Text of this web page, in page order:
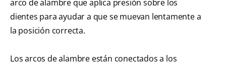
arco de alambre que aplica presión sobre los
dientes para ayudar a que se muevan lentamente a
la posición correcta.
Los arcos de alambre están conectados a los